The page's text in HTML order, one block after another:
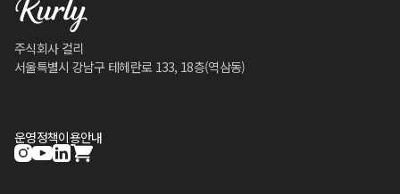
주식회사 컬리
서울특별시 강남구 테헤란로 133, 18층(역삼동)
운영정책이용안내